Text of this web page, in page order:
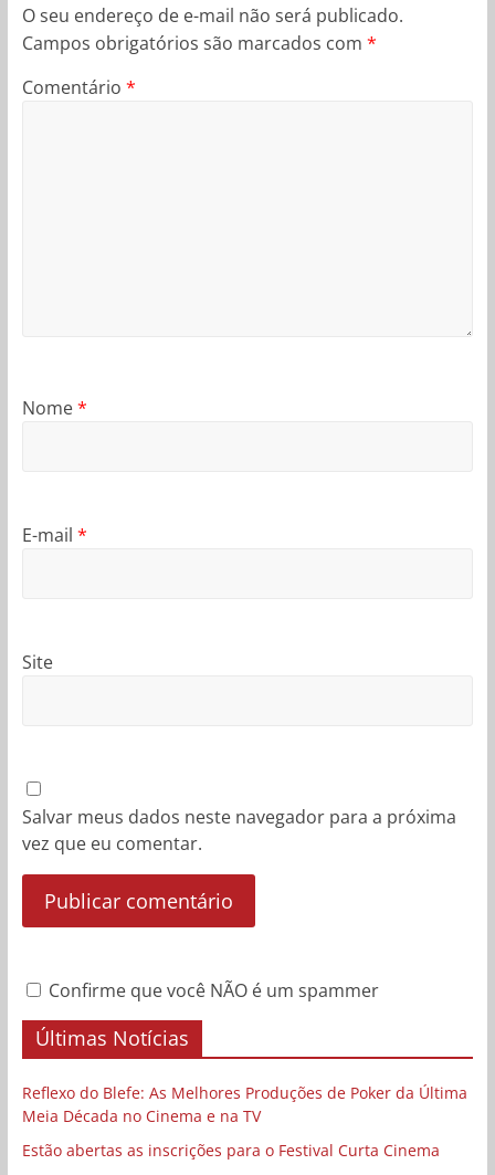
O seu endereço de e-mail não será publicado.
Campos obrigatórios são marcados com *
Comentário *
Nome*
E-mail *
Site
Salvar meus dados neste navegador para a próxima
vez que eu comentar.
Confirme que você NÃO é um spammer
Últimas Notícias
Reflexo do Blefe: As Melhores Produções de Poker da Última
Meia Década no Cinema e na TV
Estão abertas as inscrições para o Festival Curta Cinema